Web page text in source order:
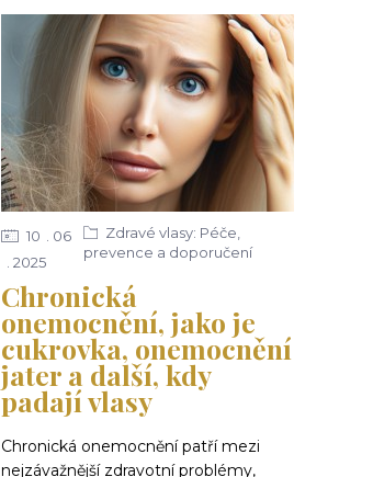
Chronická
onemocnění, jako je
cukrovka, onemocnění
jater a další, kdy
padají vlasy
10
06
2025
Zdravé vlasy: Péče,
prevence a doporučení
Chronická onemocnění patří mezi
nejzávažnější zdravotní problémy,